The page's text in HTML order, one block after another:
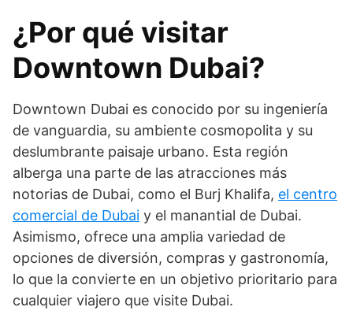
¿Por qué visitar
Downtown Dubai?
Downtown Dubai es conocido por su ingeniería
de vanguardia, su ambiente cosmopolita y su
deslumbrante paisaje urbano. Esta región
alberga una parte de las atracciones más
notorias de Dubai, como el Burj Khalifa, el centro
comercial de Dubai y el manantial de Dubai.
Asimismo, ofrece una amplia variedad de
opciones de diversión, compras y gastronomía,
lo que la convierte en un objetivo prioritario para
cualquier viajero que visite Dubai.